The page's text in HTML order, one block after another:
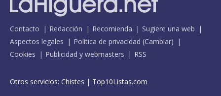
Contacto Redacción Recomienda
Sugiere una web
Aspectos legales
Política de privacidad (Cambiar)
Cookies
Publicidad y webmasters RSS
Otros servicios: Chistes | Top10Listas.com